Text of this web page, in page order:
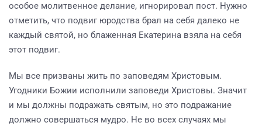
особое молитвенное делание, игнорировал пост. Нужно
отметить, что подвиг юродства брал на себя далеко не
каждый святой, но блаженная Екатерина взяла на себя
этот подвиг.
Мы все призваны жить по заповедям Христовым.
Угодники Божии исполнили заповеди Христовы. Значит
и мы должны подражать святым, но это подражание
должно совершаться мудро. Не во всех случаях мы